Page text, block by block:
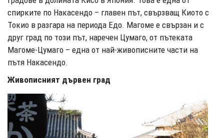
спирките по Накасендо – главен път, свързващ Киото с
Токио в разгара на периода Едо. Магоме е свързан и с
друг град по този път, наречен Цумаго, от пътеката
Магоме-Цумаго – една от най-живописните части на
пътя Накасендо.
Живописният дървен град